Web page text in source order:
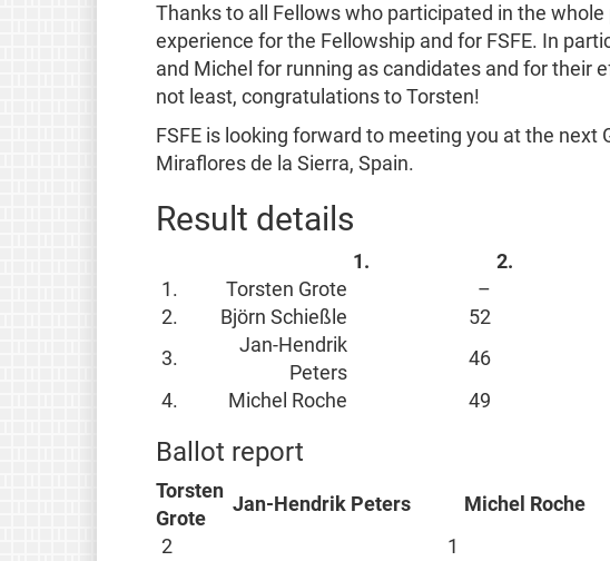
Thanks to all Fellows who participated in the
experience for the Fellowship and for FSFE. In
and Michel for running as candidates and for their
not least, congratulations to Torsten!
FSFE is looking forward to meeting you at the next
Miraflores de la Sierra, Spain.
Result details
1. 2.
1.
Torsten Grote –
2.
Björn Schießle 52
3.
Jan-Hendrik
Peters
46
4.
Michel Roche 49
Ballot report
Torsten
Grote
Jan-Hendrik Peters Michel Roche
2
1